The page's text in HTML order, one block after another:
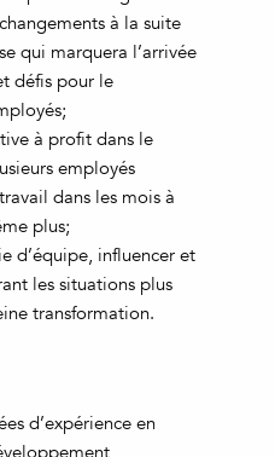
à la suite
qui marquera l’arrivée
défis pour le
à profit dans le
employés
dans les mois à
plus;
d’équipe, influencer et
les situations plus
transformation.
d’expérience en